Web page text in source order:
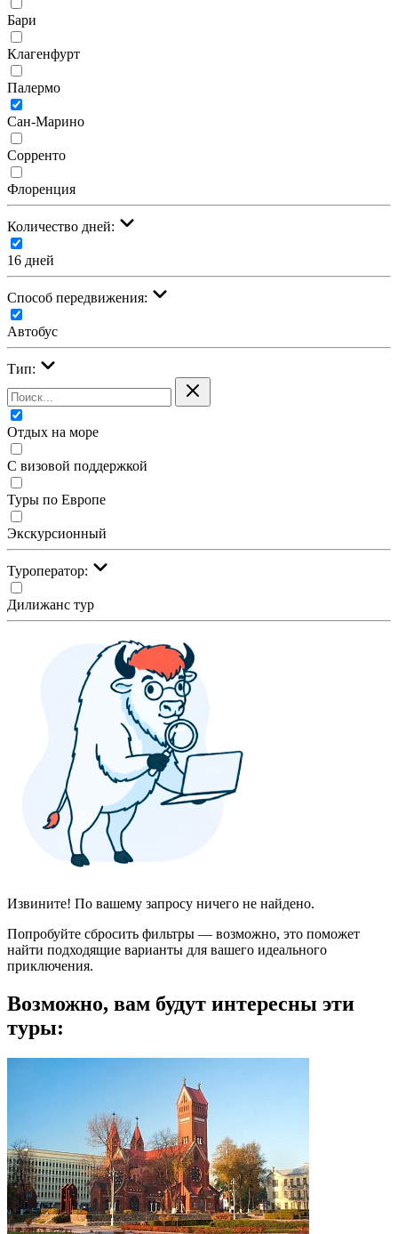
Бари
Клагенфурт
Палермо
Сан-Марино
Сорренто
Флоренция
Количество дней:
16 дней
Cпособ передвижения:
Автобус
Тип:
Отдых на море
С визовой поддержкой
Туры по Европе
Экскурсионный
Туроператор:
Дилижанс тур
Извините! По вашему запросу ничего не найдено.
Попробуйте сбросить фильтры — возможно, это поможет
найти подходящие варианты для вашего идеального
приключения.
Возможно, вам будут интересны эти
туры: